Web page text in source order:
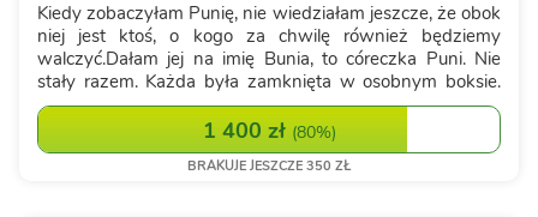
Kiedy zobaczyłam Punię, nie wiedziałam jeszcze, że obok
niej jest ktoś, o kogo za chwilę również będziemy
walczyć.Dałam jej na imię Bunia, to córeczka Puni. Nie
stały razem. Każda była zamknięta w osobnym boksie.
Nie mogły się dotknąć, nie mogły schować jedna przy
drugiej. Dzieliły je tylko ...1 400 zł (80%)
BRAKUJE JESZCZE 350 ZŁ